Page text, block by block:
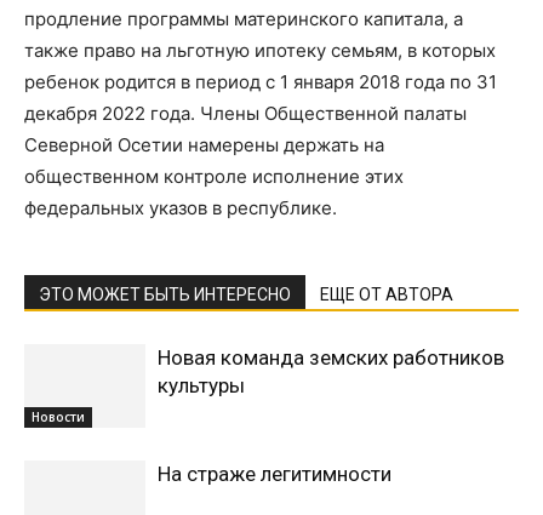
продление программы материнского капитала, а
также право на льготную ипотеку семьям, в которых
ребенок родится в период с 1 января 2018 года по 31
декабря 2022 года. Члены Общественной палаты
Северной Осетии намерены держать на
общественном контроле исполнение этих
федеральных указов в республике.
ЭТО МОЖЕТ БЫТЬ ИНТЕРЕСНО ЕЩЕ ОТ АВТОРА
Новости
Новая команда земских работников
культуры
На страже легитимности